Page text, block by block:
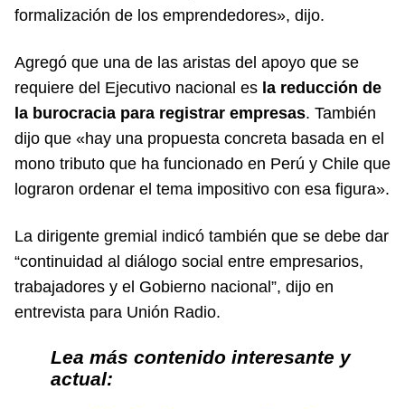
formalización de los emprendedores», dijo.
Agregó que una de las aristas del apoyo que se
requiere del Ejecutivo nacional es la reducción de
la burocracia para registrar empresas. También
dijo que «hay una propuesta concreta basada en el
mono tributo que ha funcionado en Perú y Chile que
lograron ordenar el tema impositivo con esa figura».
La dirigente gremial indicó también que se debe dar
“continuidad al diálogo social entre empresarios,
trabajadores y el Gobierno nacional”, dijo en
entrevista para Unión Radio.
Lea más contenido interesante y
actual: